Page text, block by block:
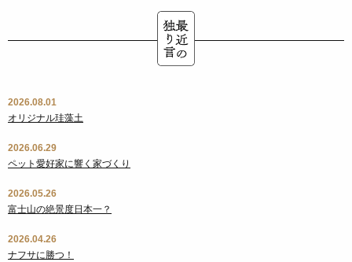
2026.08.01
オリジナル珪藻土
2026.06.29
ペット愛好家に響く家づくり
2026.05.26
富士山の絶景度日本一？
2026.04.26
ナフサに勝つ！